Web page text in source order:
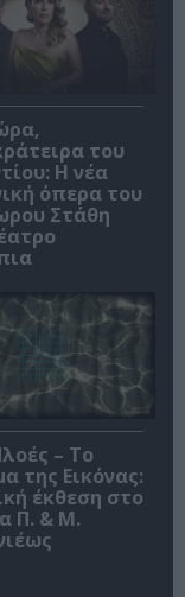
του
Η νέα
όπερα του
Στάθη
– Το
της Εικόνας:
έκθεση στο
Π. & Μ.